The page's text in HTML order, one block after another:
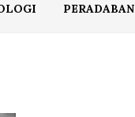
PERADABAN